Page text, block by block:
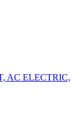
AC ELECTRIC,